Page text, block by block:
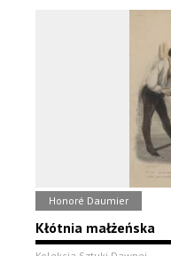
Honoré Daumier
Kłótnia małżeńska